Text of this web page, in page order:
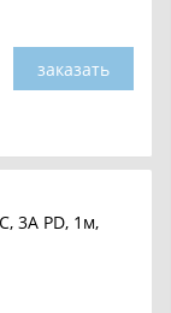
заказать
3A PD, 1м,